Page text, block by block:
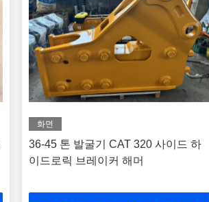
화면
36-45 톤 발굴기 CAT 320 사이드 하
이드로릭 브레이커 해머